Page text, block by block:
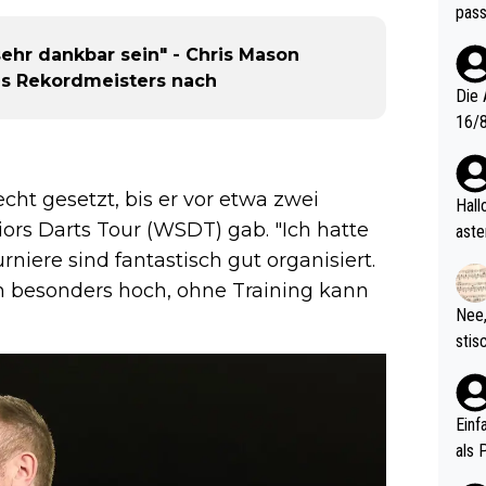
dankbar sein" - Chris Mason
Rekordmeisters nach
gesetzt, bis er vor etwa zwei
Darts Tour (WSDT) gab. "Ich hatte
sind fantastisch gut organisiert.
hoch, ohne Training kann
Die
16/8? Die Jugendspiele waren letztes
l. Allerdings ist Mitchell Lawrie als Nummer 1 der Welt eh quali
eisters
d
(in
als
Hallo, warum gibt es keinen Hinweis, dass
nes
ttler
vV
als